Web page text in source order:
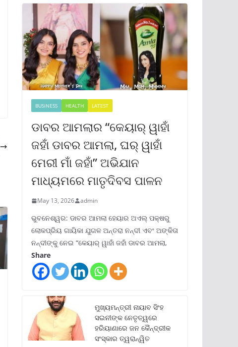
BUSINESS HEALTH LATEST
ଡାବର ଆମଲାର “କେୟାର୍ ୱାହାଁ
ଜହାଁ ଡାବର ଆମଲା, ଘର୍ ୱାହାଁ
ମେରୀ ମାଁ ଜହାଁ” ଅଭିଯାନ
ମାଧ୍ୟମରେ ମାତୃଦିବସ ପାଳନ
May 13, 2026 admin
ଭୁବନେଶ୍ୱର: ଡାବର ଆମଲା ହେୟାର ଅଏଲ୍ ପକ୍ଷରୁ
ଲୋକପ୍ରିୟ ଗାୟିକା ଯୁଗଳ ଅନ୍ତରା ନନ୍ଦୀ ଏବଂ ଅଙ୍କିତା
ନନ୍ଦୀଙ୍କୁ ନେଇ “କେୟାର୍ ୱାହାଁ ଜହାଁ ଡାବର ଆମଲା,
Share
ମୁଖ୍ୟମନ୍ତ୍ରୀ ନାୟାବ ସିଂହ
ସଇନୀଙ୍କ ନେତୃତ୍ୱରେ
ହରିୟାଣାରେ ଜନ କୈନ୍ଦ୍ରୀକ
ସଂସ୍କାର ତ୍ୱରାନ୍ୱିତ